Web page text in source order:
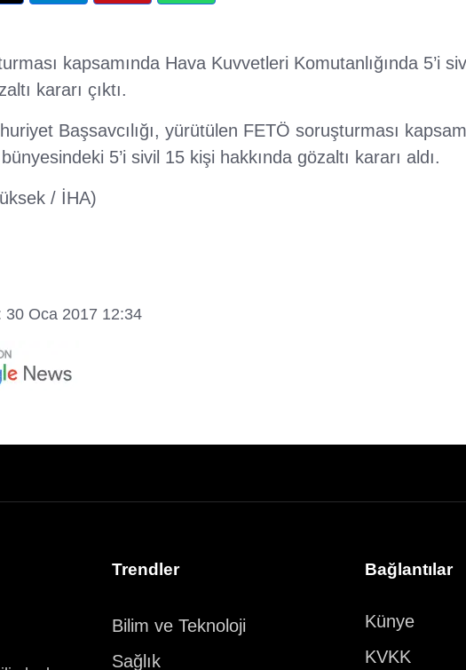
kapsamında Hava Kuvvetleri Komutanlığında 5’i
kararı çıktı.
Başsavcılığı, yürütülen FETÖ soruşturması
5’i sivil 15 kişi hakkında gözaltı kararı aldı.
/ İHA)
30 Oca 2017 12:34
Trendler
Bilim ve Teknoloji
Sağlık
Bağlantılar
Künye
KVKK